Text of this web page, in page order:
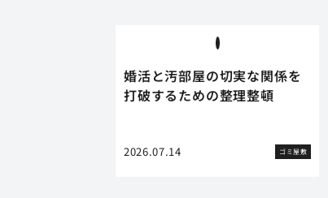
婚活と汚部屋の切実な関係を
打破するための整理整頓
2026.07.14 ゴミ屋敷